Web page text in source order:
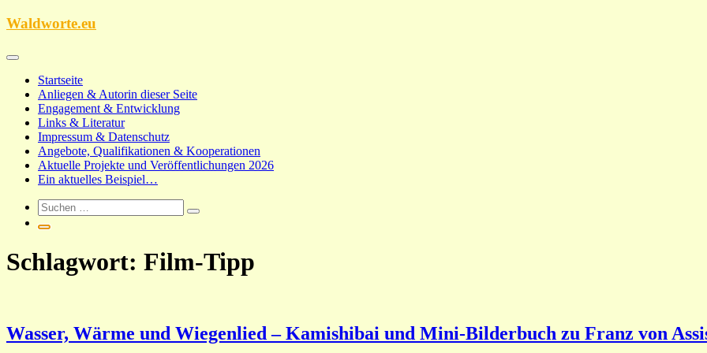
Zum
Waldworte.eu
Startseite
Anliegen & Autorin dieser Seite
Engagement & Entwicklung
Links & Literatur
Impressum & Datenschutz
Angebote, Qualifikationen & Kooperationen
Aktuelle Projekte und Veröffentlichungen 2026
Ein aktuelles Beispiel…
Schlagwort: Film-Tipp
Wasser, Wärme und Wiegenlied – Kamishibai und Mini-Bilderbuch zu Franz von